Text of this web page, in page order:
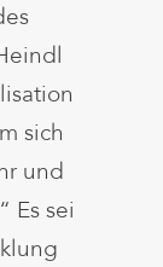
sich
und
Es sei